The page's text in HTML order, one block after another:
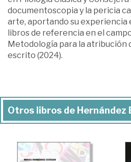
documentoscopia y la pericia
arte, aportando su experiencia
libros de referencia en el
Metodología para la atribución
escrito (2024).
Otros libros de Hernández